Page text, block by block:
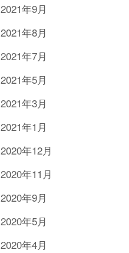
2021年9月
2021年8月
2021年7月
2021年5月
2021年3月
2021年1月
2020年12月
2020年11月
2020年9月
2020年5月
2020年4月